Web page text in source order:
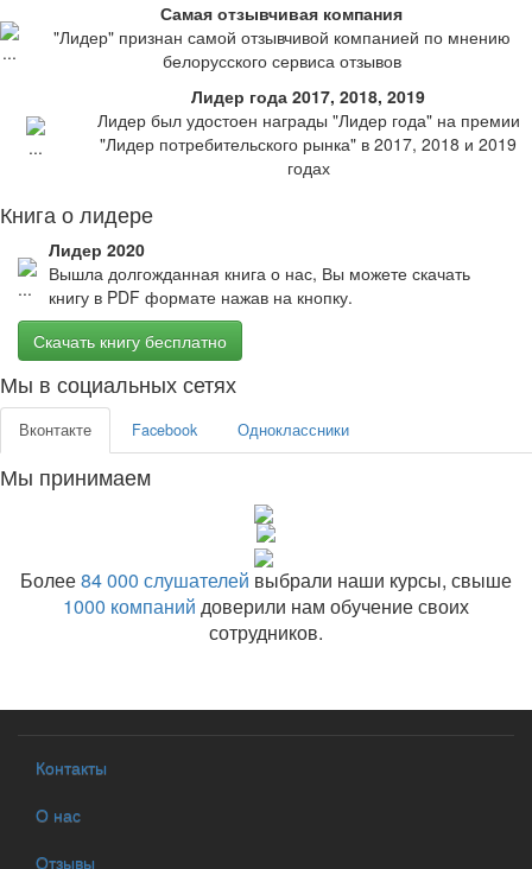
Самая отзывчивая компания
"Лидер" признан самой отзывчивой компанией по мнению
белорусского сервиса отзывов
Лидер года 2017, 2018, 2019
Лидер был удостоен награды "Лидер года" на премии
"Лидер потребительского рынка" в 2017, 2018 и 2019
годах
Книга о лидере
Лидер 2020
Вышла долгожданная книга о нас, Вы можете скачать
книгу в PDF формате нажав на кнопку.
Скачать книгу бесплатно
Мы в социальных сетях
Вконтакте Facebook Одноклассники
Мы принимаем
Более84 000 слушателей выбрали наши курсы, свыше
1000 компаний доверили нам обучение своих
сотрудников.
Контакты
О нас
Отзывы